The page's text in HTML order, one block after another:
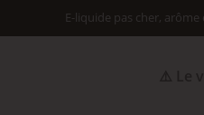
E-liquide pas cher,